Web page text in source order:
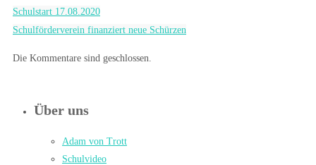
Schulstart 17.08.2020
Schulförderverein finanziert neue Schürzen
Die Kommentare sind geschlossen.
Über uns
Adam von Trott
Schulvideo